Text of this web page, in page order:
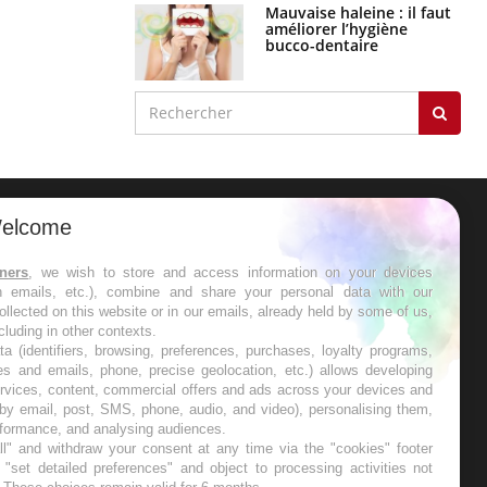
Mauvaise haleine : il faut
améliorer l’hygiène
bucco-dentaire
les semaines les meilleures
, we wish to store and access information on your devices
emails, etc.), combine and share your personal data with our
on this website or in our emails, already held by some of us,
in other contexts.
(identifiers, browsing, preferences, purchases, loyalty programs,
and emails, phone, precise geolocation, etc.) allows developing
content, commercial offers and ads across your devices and
email, post, SMS, phone, audio, and video), personalising them,
and analysing audiences.
and withdraw your consent at any time via the "cookies" footer
detailed preferences" and object to processing activities not